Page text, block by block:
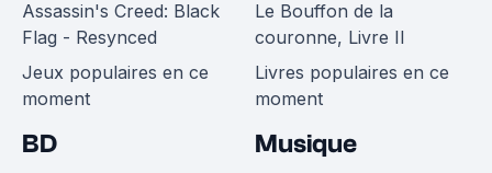
Assassin's Creed: Black
Flag - Resynced
Jeux populaires en ce
moment
Le Bouffon de la
couronne, Livre II
Livres populaires en ce
moment
BD Musique